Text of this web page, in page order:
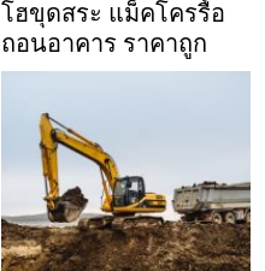
โฮขุดสระ แม็คโครรื้อ
ถอนอาคาร ราคาถูก